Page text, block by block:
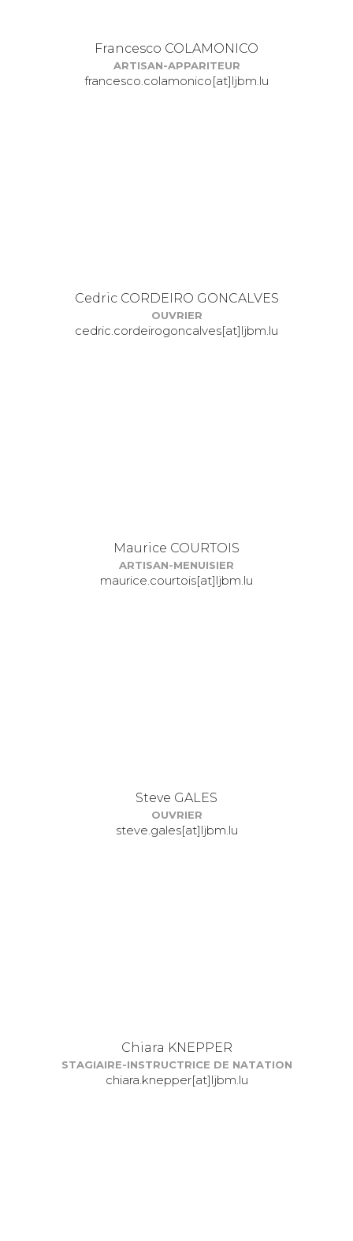
Francesco COLAMONICO
ARTISAN-APPARITEUR
francesco.colamonico[at]ljbm.lu
Cedric CORDEIRO GONCALVES
OUVRIER
cedric.cordeirogoncalves[at]ljbm.lu
Maurice COURTOIS
ARTISAN-MENUISIER
maurice.courtois[at]ljbm.lu
Steve GALES
OUVRIER
steve.gales[at]ljbm.lu
Chiara KNEPPER
STAGIAIRE-INSTRUCTRICE DE NATATION
chiara.knepper[at]ljbm.lu